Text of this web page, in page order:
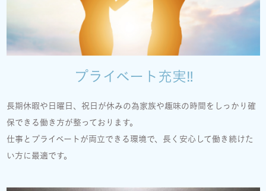
プライベート充実‼
長期休暇や日曜日、祝日が休みの為家族や趣味の時間をしっかり確
保できる働き方が整っております。
仕事とプライベートが両立できる環境で、長く安心して働き続けた
い方に最適です。